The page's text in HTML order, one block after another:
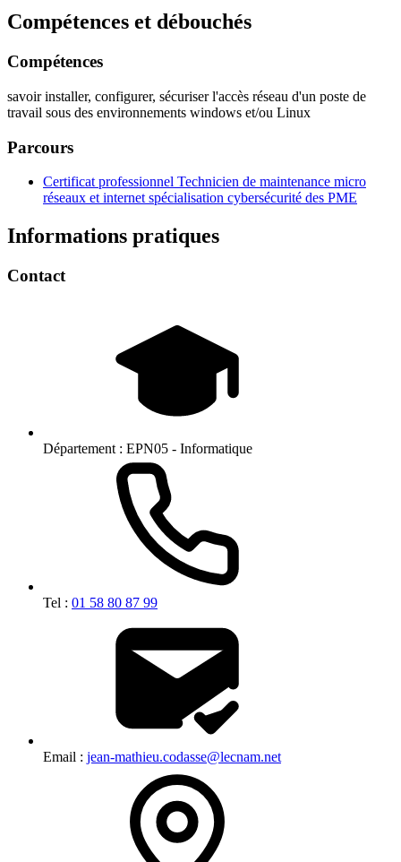
Compétences et débouchés
Compétences
savoir installer, configurer, sécuriser l'accès réseau d'un poste de
travail sous des environnements windows et/ou Linux
Parcours
Certificat professionnel Technicien de maintenance micro
réseaux et internet spécialisation cybersécurité des PME
Informations pratiques
Contact
Département : EPN05 - Informatique
Tel : 01 58 80 87 99
Email : jean-mathieu.codasse@lecnam.net